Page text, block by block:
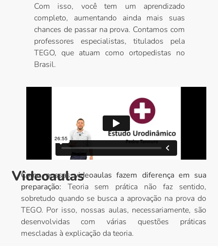
Com isso, você tem um aprendizado
completo, aumentando ainda mais suas
chances de passar na prova. Contamos com
professores especialistas, titulados pela
TEGO, que atuam como ortopedistas no
Brasil.
Videoaulas
Como nossas videoaulas fazem diferença em sua
preparação: Teoria sem prática não faz sentido,
sobretudo quando se busca a aprovação na prova do
TEGO. Por isso, nossas aulas, necessariamente, são
desenvolvidas com várias questões práticas
mescladas à explicação da teoria.